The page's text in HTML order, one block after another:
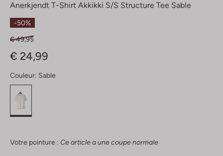
Anerkjendt T-Shirt Akkikki S/s Structure Tee Sable
-50%
€ 49,95
€ 24,99
Couleur: Sable
Votre pointure : Ce article a une coupe normale